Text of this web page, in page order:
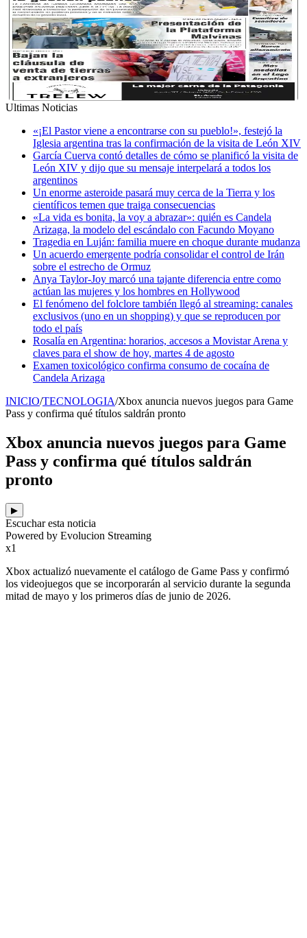
Ultimas Noticias
«¡El Pastor viene a encontrarse con su pueblo!», festejó la
Iglesia argentina tras la confirmación de la visita de León XIV
García Cuerva contó detalles de cómo se planificó la visita de
León XIV y dijo que su mensaje interpelará a todos los
argentinos
Un enorme asteroide pasará muy cerca de la Tierra y los
científicos temen que traiga consecuencias
«La vida es bonita, la voy a abrazar»: quién es Candela
Arizaga, la modelo del escándalo con Facundo Moyano
Tragedia en Luján: familia muere en choque durante mudanza
Un acuerdo emergente podría consolidar el control de Irán
sobre el estrecho de Ormuz
Anya Taylor-Joy marcó una tajante diferencia entre como
actúan las mujeres y los hombres en Hollywood
El fenómeno del folclore también llegó al streaming: canales
exclusivos (uno en un shopping) y que se reproducen por
todo el país
Rosalía en Argentina: horarios, accesos a Movistar Arena y
claves para el show de hoy, martes 4 de agosto
Examen toxicológico confirma consumo de cocaína de
Candela Arizaga
INICIO/TECNOLOGIA/Xbox anuncia nuevos juegos para Game
Pass y confirma qué títulos saldrán pronto
Xbox anuncia nuevos juegos para Game
Pass y confirma qué títulos saldrán
pronto
▶
Escuchar esta noticia
Powered by Evolucion Streaming
x1
Xbox actualizó nuevamente el catálogo de Game Pass y confirmó
los videojuegos que se incorporarán al servicio durante la segunda
mitad de mayo y los primeros días de junio de 2026.